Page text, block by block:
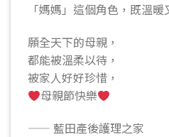
「媽媽」這個角色，既溫暖
願全天下的母親，
都能被溫柔以待，
被家人好好珍惜，
母親節快樂
—— 藍田產後護理之家